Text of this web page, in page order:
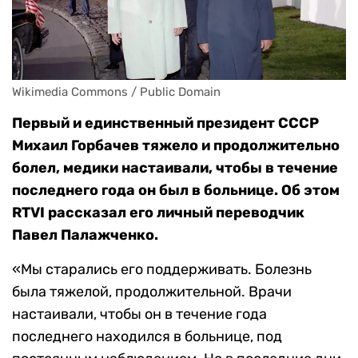
Wikimedia Commons / Public Domain
Первый и единственный президент СССР
Михаил Горбачев тяжело и продолжительно
болел, медики настаивали, чтобы в течение
последнего года он был в больнице. Об этом
RTVI рассказал его личный переводчик
Павел Палажченко.
«Мы старались его поддерживать. Болезнь
была тяжелой, продолжительной. Врачи
настаивали, чтобы он в течение года
последнего находился в больнице, под